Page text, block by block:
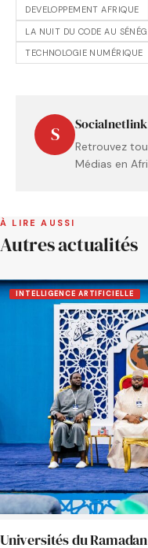
DEVELOPPEMENT AFRIQUE
LA NUIT DU CODE AU
TECHNOLOGIE NUMÉRIQUE
S Socialnetlink
Retrouvez
Médias en
À LIRE AUSSI
Autres actualités
INTELLIGENCE ARTIFICIELLE
Universités du